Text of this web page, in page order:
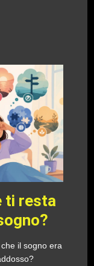
ti resta
il sogno era